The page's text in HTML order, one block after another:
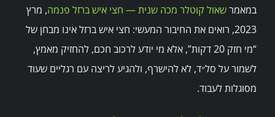
במאמרשאול קוטלר מכה שנית — חצי איש ברזל פנמה, מרץ
2023, רואים את החיבור המעשי: חצי איש ברזל אינו מבחן של
“מי חזק 20 דקות”, אלא מי יודע לרכוב חכם, להחזיק מאמץ,
לשמור על סל״ד, לא להישרף, ולהגיע לריצה עם רגליים שעוד
מסוגלות לעבוד.